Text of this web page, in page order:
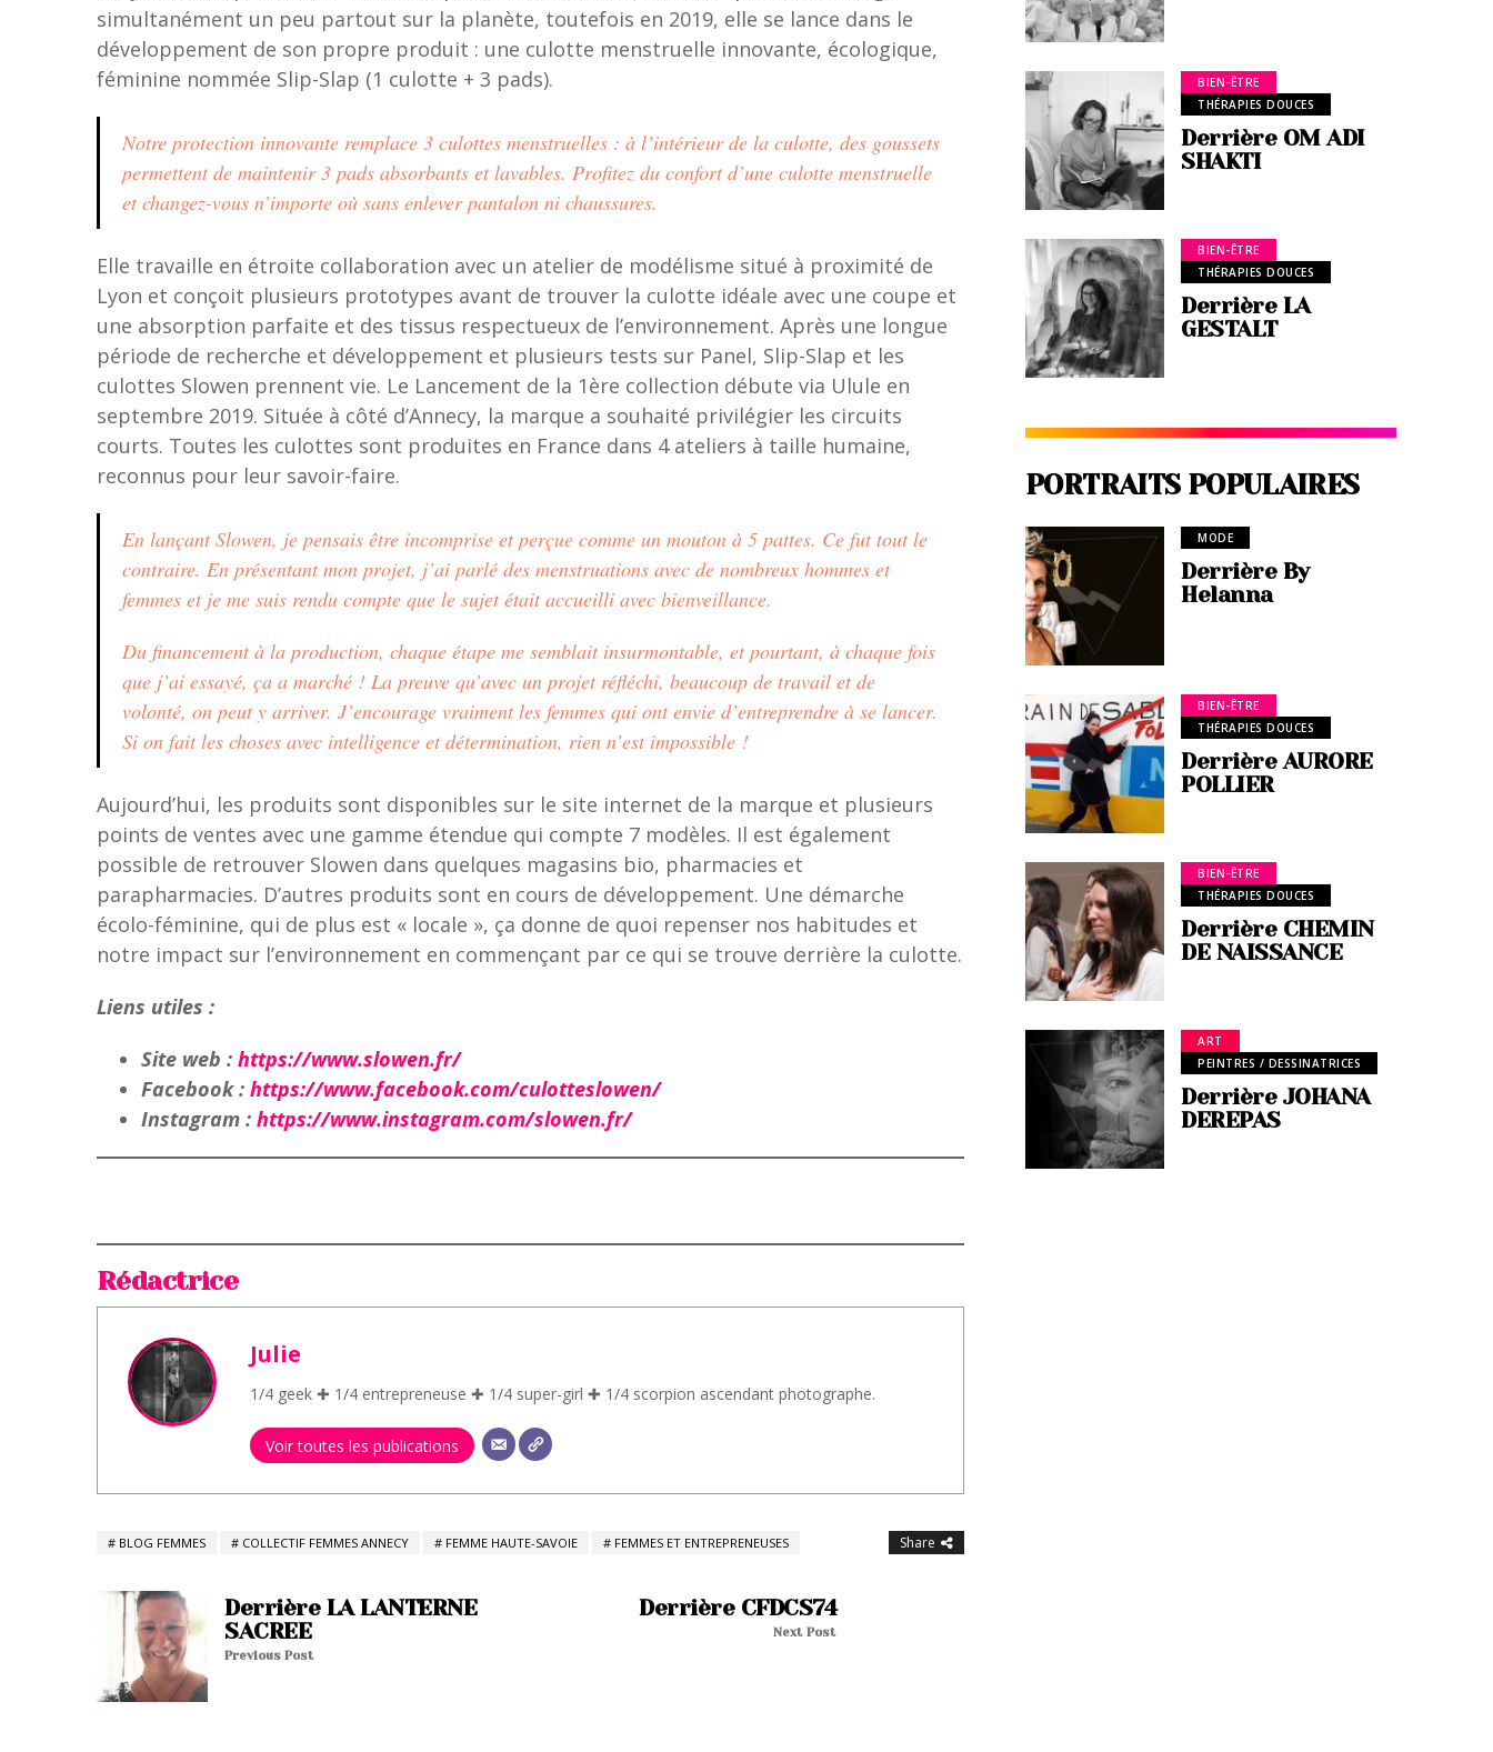
simultanément un peu partout sur la planète, toutefois en 2019, elle se lance dans le
développement de son propre produit : une culotte menstruelle innovante, écologique,
féminine nommée Slip-Slap (1 culotte + 3 pads).
Notre protection innovante remplace 3 culottes menstruelles : à l’intérieur de la culotte, des goussets
permettent de maintenir 3 pads absorbants et lavables. Profitez du confort d’une culotte menstruelle
et changez-vous n’importe où sans enlever pantalon ni chaussures.
Elle travaille en étroite collaboration avec un atelier de modélisme situé à proximité de
Lyon et conçoit plusieurs prototypes avant de trouver la culotte idéale avec une coupe et
une absorption parfaite et des tissus respectueux de l’environnement. Après une longue
période de recherche et développement et plusieurs tests sur Panel, Slip-Slap et les
culottes Slowen prennent vie. Le Lancement de la 1ère collection débute via Ulule en
septembre 2019. Située à côté d’Annecy, la marque a souhaité privilégier les circuits
courts. Toutes les culottes sont produites en France dans 4 ateliers à taille humaine,
reconnus pour leur savoir-faire.
En lançant Slowen, je pensais être incomprise et perçue comme un mouton à 5 pattes. Ce fut tout le
contraire. En présentant mon projet, j’ai parlé des menstruations avec de nombreux hommes et
femmes et je me suis rendu compte que le sujet était accueilli avec bienveillance.
Du financement à la production, chaque étape me semblait insurmontable, et pourtant, à chaque fois
que j’ai essayé, ça a marché ! La preuve qu’avec un projet réfléchi, beaucoup de travail et de
volonté, on peut y arriver. J’encourage vraiment les femmes qui ont envie d’entreprendre à se lancer.
Si on fait les choses avec intelligence et détermination, rien n’est impossible !
Aujourd’hui, les produits sont disponibles sur le site internet de la marque et plusieurs
points de ventes avec une gamme étendue qui compte 7 modèles. Il est également
possible de retrouver Slowen dans quelques magasins bio, pharmacies et
parapharmacies. D’autres produits sont en cours de développement. Une démarche
écolo-féminine, qui de plus est « locale », ça donne de quoi repenser nos habitudes et
notre impact sur l’environnement en commençant par ce qui se trouve derrière la culotte.
Liens utiles :
Site web : https://www.slowen.fr/
Facebook : https://www.facebook.com/culotteslowen/
Instagram : https://www.instagram.com/slowen.fr/
Rédactrice
Julie
1/4 geek ✚ 1/4 entrepreneuse ✚ 1/4 super-girl ✚ 1/4 scorpion ascendant photographe.
Voir toutes les publications
BLOG FEMMES COLLECTIF FEMMES ANNECY FEMME HAUTE-SAVOIE FEMMES ET ENTREPRENEUSES Share
Derrière LA LANTERNE
SACREE
Previous Post
Derrière CFDCS74
Next Post
BIEN-ÊTRE
THÉRAPIES DOUCES
Derrière OM ADI
SHAKTI
BIEN-ÊTRE
THÉRAPIES DOUCES
Derrière LA
GESTALT
PORTRAITS POPULAIRES
MODE
Derrière By
Helanna
BIEN-ÊTRE
THÉRAPIES DOUCES
Derrière AURORE
POLLIER
BIEN-ÊTRE
THÉRAPIES DOUCES
Derrière CHEMIN
DE NAISSANCE
ART
PEINTRES / DESSINATRICES
Derrière JOHANA
DEREPAS